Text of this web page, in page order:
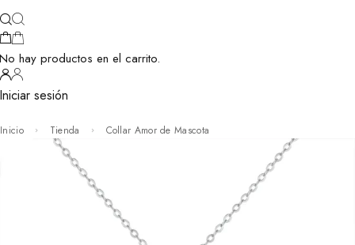
hay productos en el carrito.
sesión
Inicio Tienda Collar Amor de Mascota